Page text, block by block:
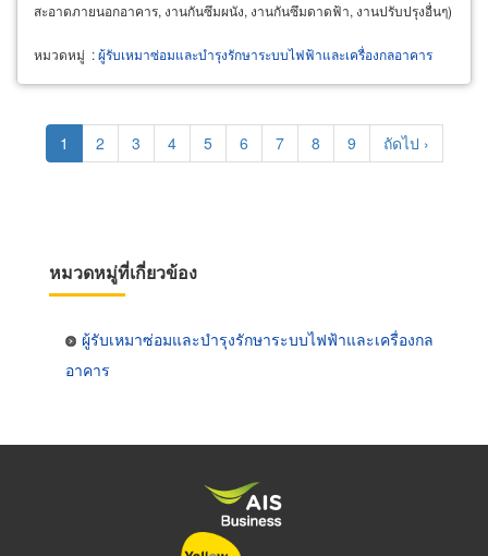
สะอาดภายนอกอาคาร, งานกันซึมผนัง, งานกันซึมดาดฟ้า, งานปรับปรุงอื่นๆ)
หมวดหมู่ :ผู้รับเหมาซ่อมและบำรุงรักษาระบบไฟฟ้าและเครื่องกลอาคาร
Pagination
Current
page
1 Page
2 Page
3 Page
4 Page
5 Page
6 Page
7 Page
8 Page
9
Next
page
ถัดไป ›
หมวดหมู่ที่เกี่ยวข้อง
ผู้รับเหมาซ่อมและบำรุงรักษาระบบไฟฟ้าและเครื่องกล
อาคาร